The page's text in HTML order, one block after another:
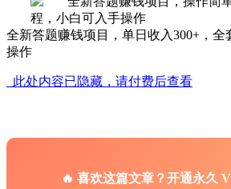
全新答题赚钱项目，单日收入300+，
操作
此处内容已隐藏，请付费后查看
🔥 喜欢这篇文章？开通永久